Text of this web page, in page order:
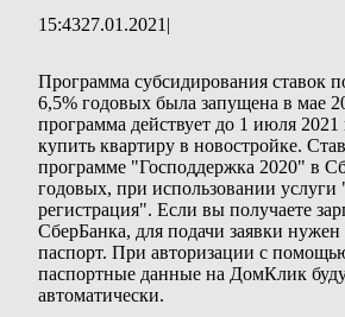
15:4327.01.2021 |
Программа субсидирования ставок
6,5% годовых была запущена в мае
программа действует до 1 июля 2021
купить квартиру в новостройке.
программе "Господдержка 2020" в
годовых, при использовании услуги
регистрация". Если вы получаете
СберБанка, для подачи заявки нужен
паспорт. При авторизации с
паспортные данные на ДомКлик
автоматически.